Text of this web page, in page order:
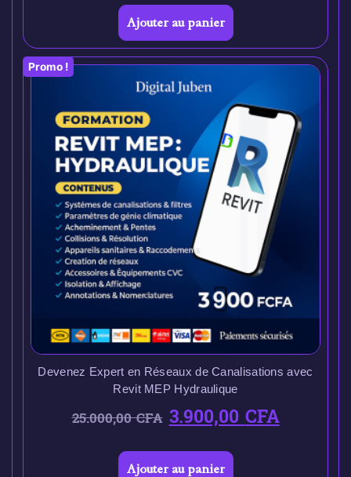
Ajouter au panier
Promo !
Devenez Expert en Réseaux de Canalisations avec
Revit MEP Hydraulique
25.000,00CFA 3.900,00CFA
Ajouter au panier